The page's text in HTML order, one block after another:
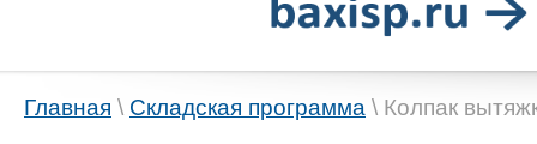
Главная \ Складская программа \ Колпак